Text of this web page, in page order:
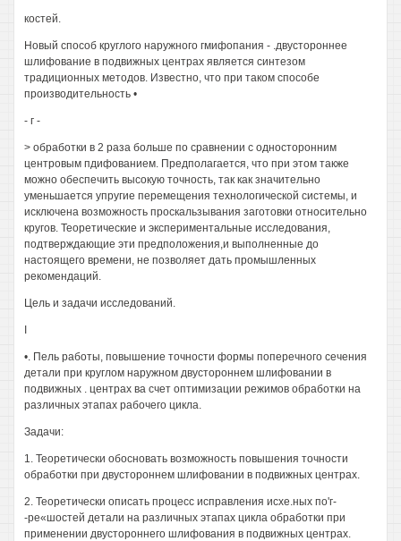
костей.
Новый способ круглого наружного гмифопания - .двустороннее
шлифование в подвижных центрах является синтезом
традиционных методов. Известно, что при таком способе
производительность •
- г -
> обработки в 2 раза больше по сравнении с односторонним
центровым пдифованием. Предполагается, что при этом также
можно обеспечить высокую точность, так как значительно
уменьшается упругие перемещения технологической системы, и
исключена возможность проскальзывания заготовки относительно
кругов. Теоретические и экспериментальные исследования,
подтверждающие эти предположения,и выполненные до
настоящего времени, не позволяет дать промышленных
рекомендаций.
Цель и задачи исследований.
•. Пель работы, повышение точности формы поперечного сечения
детали при круглом наружном двустороннем шлифовании в
подвижных . центрах ва счет оптимизации режимов обработки на
различных этапах рабочего цикла.
Задачи:
1. Теоретически обосновать возможность повышения точности
обработки при двустороннем шлифовании в подвижных центрах.
2. Теоретически описать процесс исправления исхе.ных по'г-
-ре«шостей детали на различных этапах цикла обработки при
применении двустороннего шлифования в подвижных центрах.